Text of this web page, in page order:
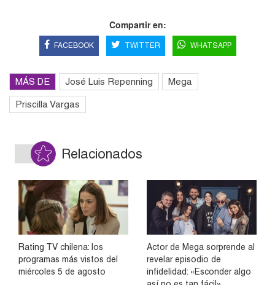
Compartir en:
FACEBOOK TWITTER WHATSAPP
MÁS DE José Luis Repenning Mega
Priscilla Vargas
Relacionados
Rating TV chilena: los
programas más vistos del
miércoles 5 de agosto
Actor de Mega sorprende al
revelar episodio de
infidelidad: «Esconder algo